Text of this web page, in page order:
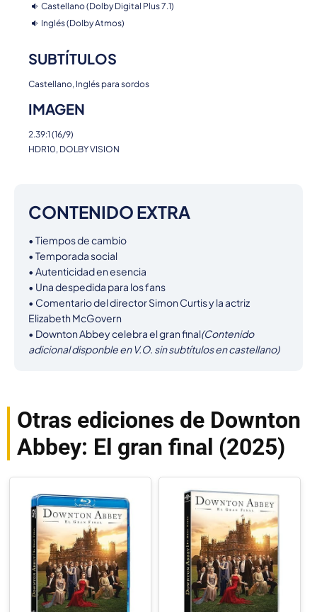
Castellano (Dolby Digital Plus 7.1)
Inglés (Dolby Atmos)
SUBTÍTULOS
Castellano, Inglés para sordos
IMAGEN
2.39:1 (16/9)
HDR10, DOLBY VISION
CONTENIDO EXTRA
• Tiempos de cambio
• Temporada social
• Autenticidad en esencia
• Una despedida para los fans
• Comentario del director Simon Curtis y la actriz
Elizabeth McGovern
• Downton Abbey celebra el gran final(Contenido
adicional disponble en V.O. sin subtítulos en castellano)
Otras ediciones de Downton
Abbey: El gran final (2025)